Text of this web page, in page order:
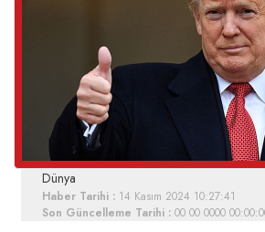
Dünya
Haber Tarihi : 14 Kasım 2024 10:27:41
Son Güncelleme Tarihi : 00 00 0000